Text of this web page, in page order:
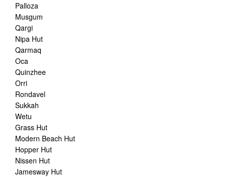
Palloza
Musgum
Qargi
Nipa Hut
Qarmaq
Oca
Quinzhee
Orri
Rondavel
Sukkah
Wetu
Grass Hut
Modern Beach Hut
Hopper Hut
Nissen Hut
Jamesway Hut